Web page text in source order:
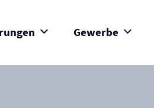
Gewerbe